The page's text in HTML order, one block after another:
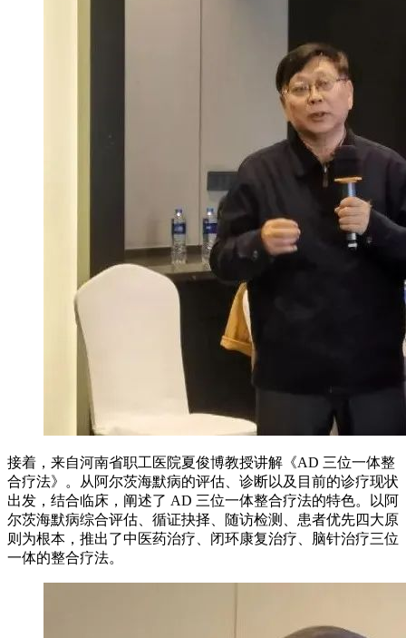
接着，来自河南省职工医院夏俊博教授讲解《AD 三位一体整
合疗法》。从阿尔茨海默病的评估、诊断以及目前的诊疗现状
出发，结合临床，阐述了 AD 三位一体整合疗法的特色。以阿
尔茨海默病综合评估、循证抉择、随访检测、患者优先四大原
则为根本，推出了中医药治疗、闭环康复治疗、脑针治疗三位
一体的整合疗法。